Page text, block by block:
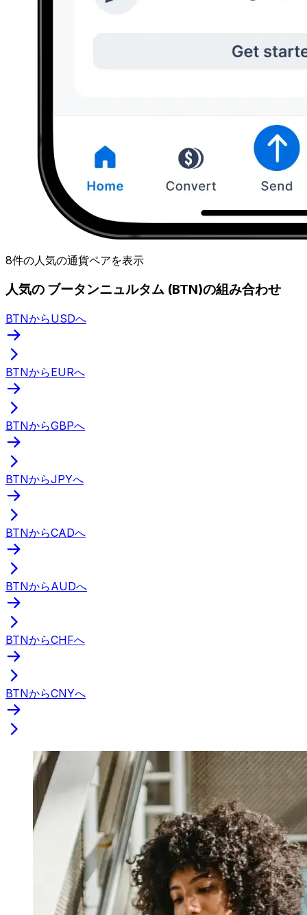
8件の人気の通貨ペアを表示
人気の ブータンニュルタム (BTN)の組み合わせ
BTNからUSDへ
BTNからEURへ
BTNからGBPへ
BTNからJPYへ
BTNからCADへ
BTNからAUDへ
BTNからCHFへ
BTNからCNYへ